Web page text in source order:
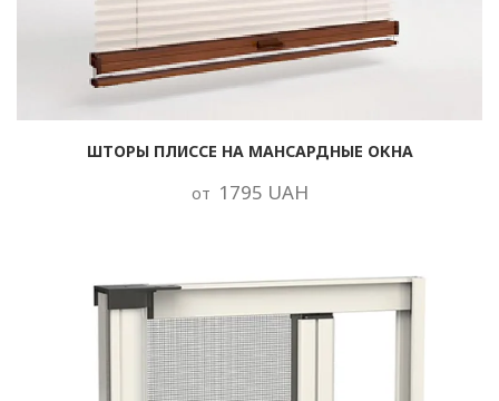
ШТОРЫ ПЛИССЕ НА МАНСАРДНЫЕ ОКНА
от 1795 UAH